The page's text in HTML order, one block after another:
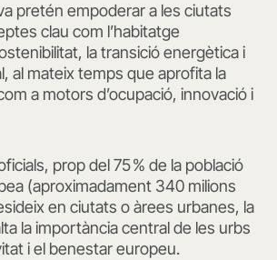
pretén empoderar a les ciutats
clau com l’habitatge
la transició energètica i
al mateix temps que aprofita la
a motors d’ocupació, innovació i
prop del 75 % de la població
(aproximadament 340 milions
en ciutats o àrees urbanes, la
la importància central de les urbs
i el benestar europeu.